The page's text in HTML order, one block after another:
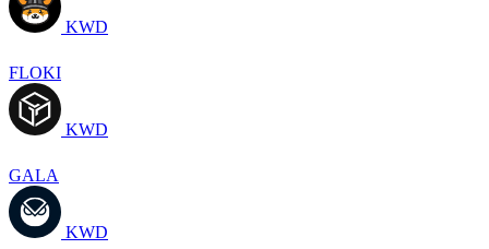
KWD
FLOKI
KWD
GALA
KWD